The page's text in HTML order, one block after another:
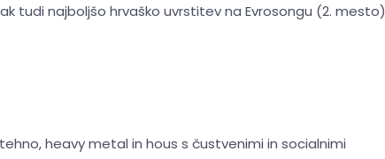
tudi najboljšo hrvaško uvrstitev na Evrosongu (2. mesto)
heavy metal in hous s čustvenimi in socialnimi